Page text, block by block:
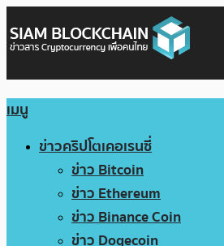
เมนู
ข่าวคริปโตเคอเรนซี่
ข่าว Bitcoin
ข่าว Ethereum
ข่าว Binance Coin
ข่าว Dogecoin